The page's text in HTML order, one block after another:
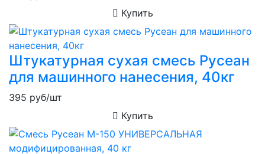
Купить
Штукатурная сухая смесь Русеан
для машинного нанесения, 40кг
395 руб/шт
Купить